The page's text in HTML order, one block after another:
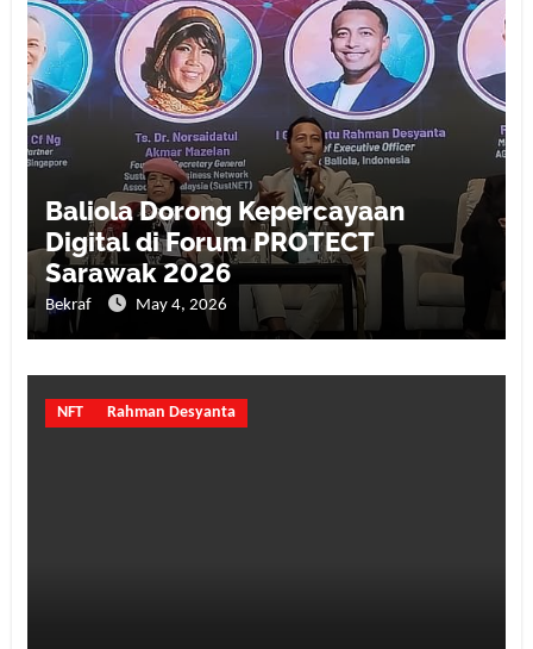
Baliola Dorong Kepercayaan
Digital di Forum PROTECT
Sarawak 2026
Bekraf May 4, 2026
NFT Rahman Desyanta